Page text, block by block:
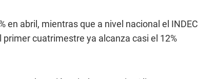
en abril, mientras que a nivel nacional el INDEC
cuatrimestre ya alcanza casi el 12%